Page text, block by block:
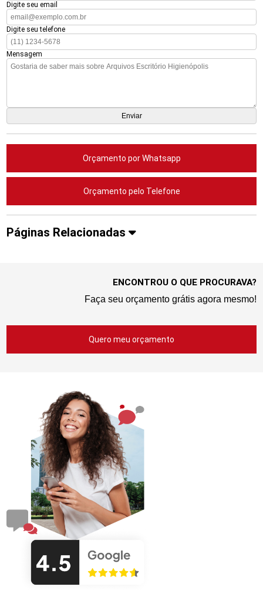
Digite seu email
Digite seu telefone
Mensagem
Orçamento por Whatsapp
Orçamento pelo Telefone
Páginas Relacionadas
ENCONTROU O QUE PROCURAVA?
Faça seu orçamento grátis agora mesmo!
Quero meu orçamento